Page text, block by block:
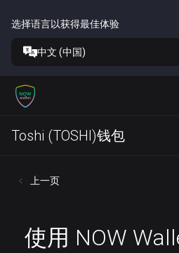
选择语言以获得最佳体验
中文 (中国)
Toshi (TOSHI)钱包
上一页
使用 NOW